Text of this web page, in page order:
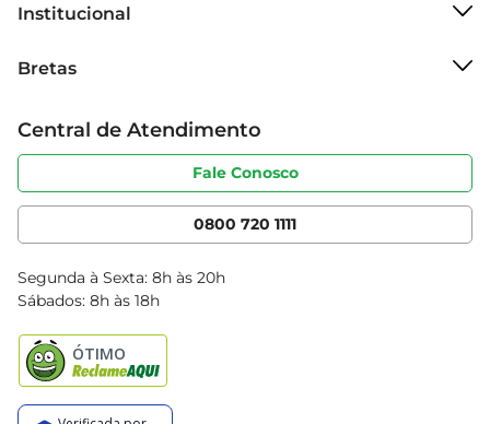
Institucional
Grupo Cencosud
Sobre privacidade
Portal do fornecedor
Cencosud Media
Bretas
Produtos Bretas
Código de ética
Serviços
Clube Bretas
Blog Bretas
Black Friday
Central de Atendimento
Fale Conosco
0800 720 1111
Segunda à Sexta: 8h às 20h
Sábados: 8h às 18h